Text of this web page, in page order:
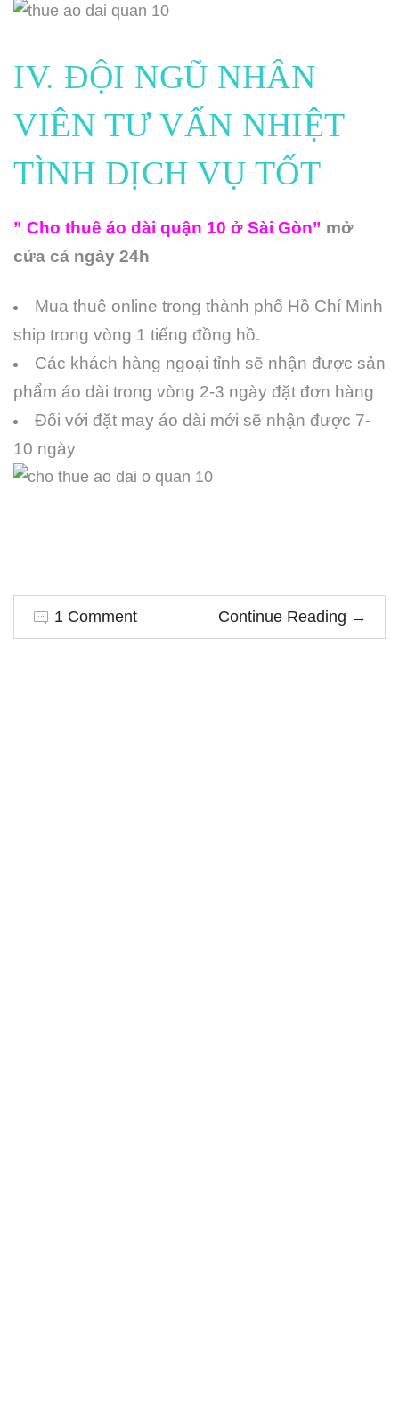
IV. ĐỘI NGŨ NHÂN
VIÊN TƯ VẤN NHIỆT
TÌNH DỊCH VỤ TỐT
” Cho thuê áo dài quận 10 ở Sài Gòn” mở
cửa cả ngày 24h
Mua thuê online trong thành phố Hồ Chí Minh
ship trong vòng 1 tiếng đồng hồ.
Các khách hàng ngoại tỉnh sẽ nhận được sản
phẩm áo dài trong vòng 2-3 ngày đặt đơn hàng
Đối với đặt may áo dài mới sẽ nhận được 7-
10 ngày
1 Comment Continue Reading →